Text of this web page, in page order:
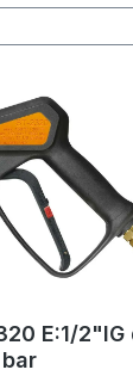
E:1/